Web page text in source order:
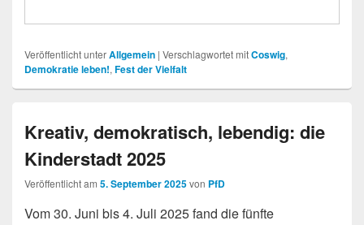
Veröffentlicht unterAllgemein | Verschlagwortet mitCoswig,
Demokratie leben!, Fest der Vielfalt
Kreativ, demokratisch, lebendig: die
Kinderstadt 2025
Veröffentlicht am 5. September 2025von PfD
Vom 30. Juni bis 4. Juli 2025 fand die fünfte